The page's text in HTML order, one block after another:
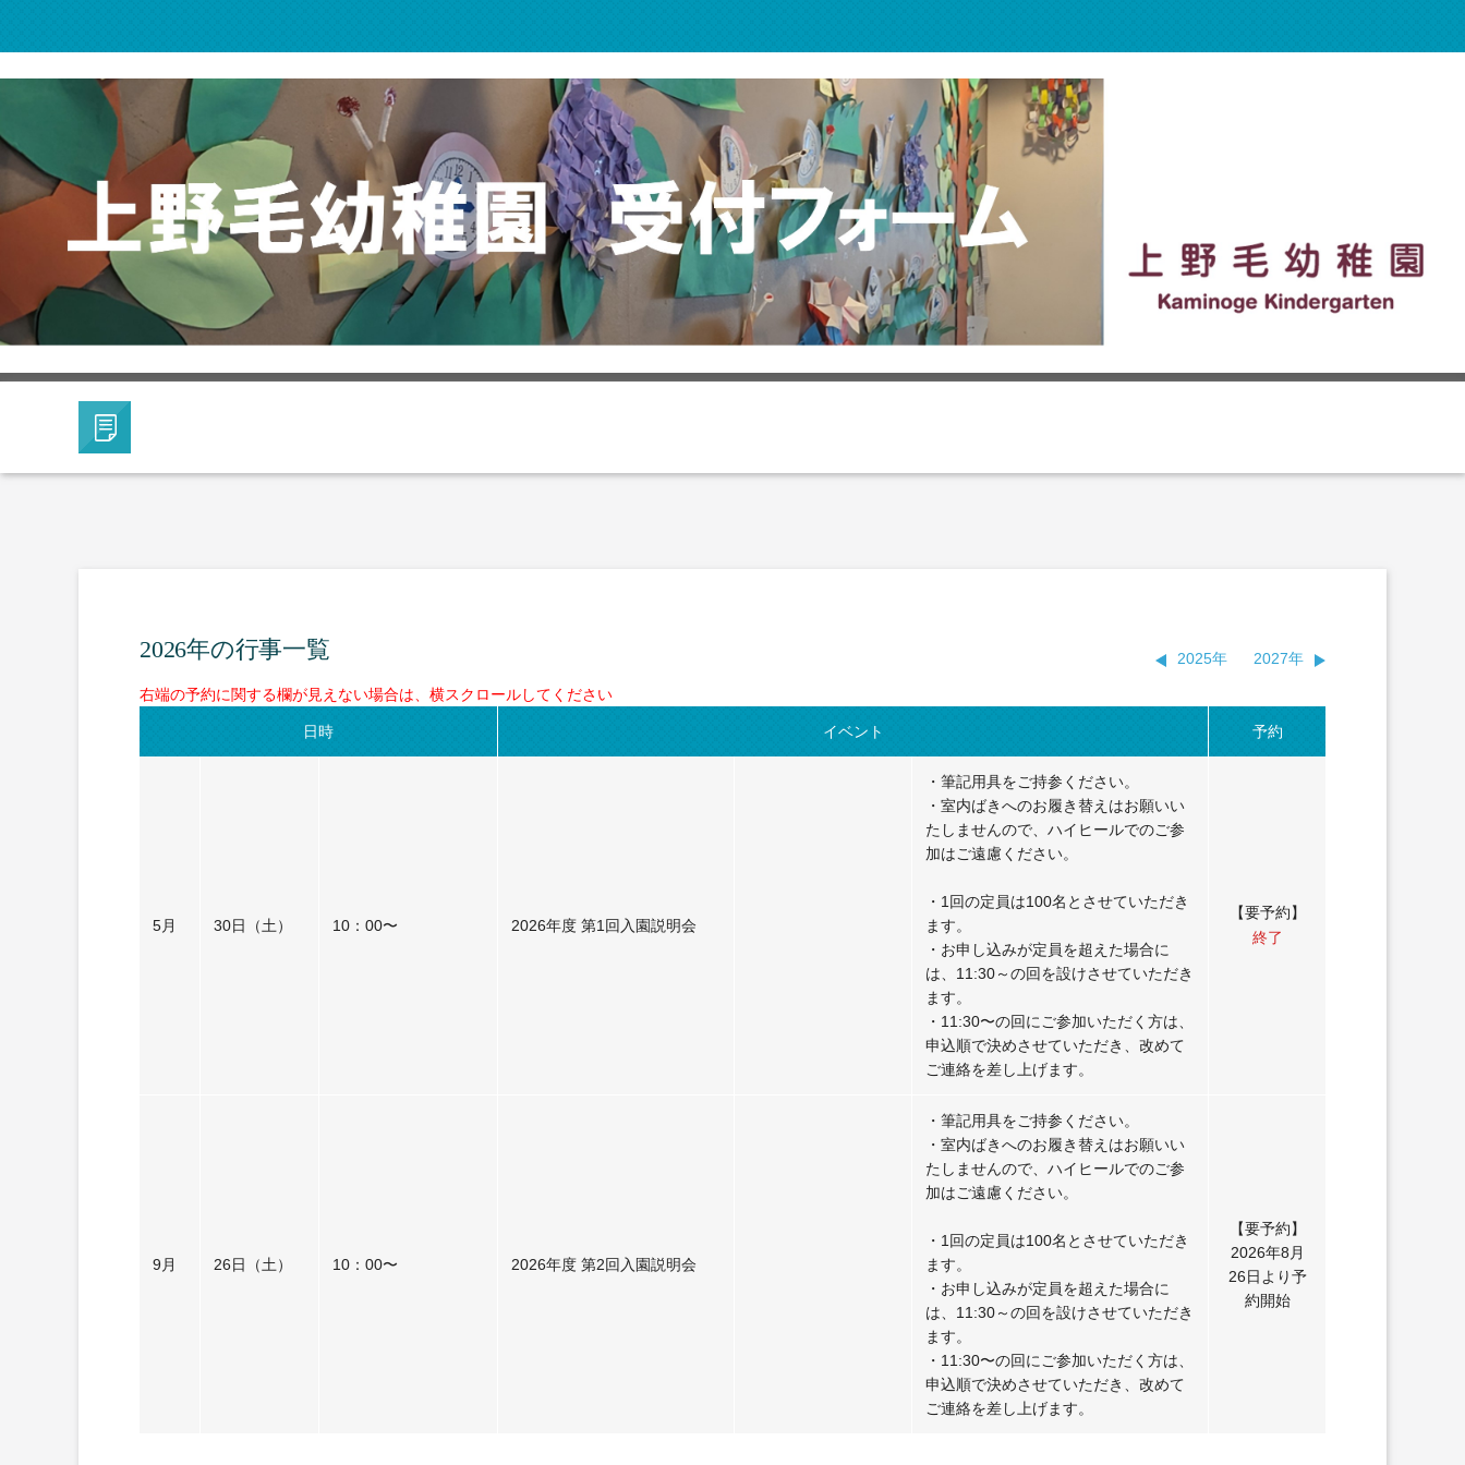
2026年の行事一覧 2025年 2027年
右端の予約に関する欄が見えない場合は、横スクロールしてください
日時 イベント 予約
5月 30日（土） 10：00〜 2026年度 第1回入園説明会
・筆記用具をご持参ください。
・室内ばきへのお履き替えはお願いい
たしませんので、ハイヒールでのご参
加はご遠慮ください。
・1回の定員は100名とさせていただき
ます。
・お申し込みが定員を超えた場合に
は、11:30～の回を設けさせていただき
ます。
・11:30〜の回にご参加いただく方は、
申込順で決めさせていただき、改めて
ご連絡を差し上げます。
【要予約】
終了
9月 26日（土） 10：00〜 2026年度 第2回入園説明会
・筆記用具をご持参ください。
・室内ばきへのお履き替えはお願いい
たしませんので、ハイヒールでのご参
加はご遠慮ください。
・1回の定員は100名とさせていただき
ます。
・お申し込みが定員を超えた場合に
は、11:30～の回を設けさせていただき
ます。
・11:30〜の回にご参加いただく方は、
申込順で決めさせていただき、改めて
ご連絡を差し上げます。
【要予約】
2026年8月
26日より予
約開始